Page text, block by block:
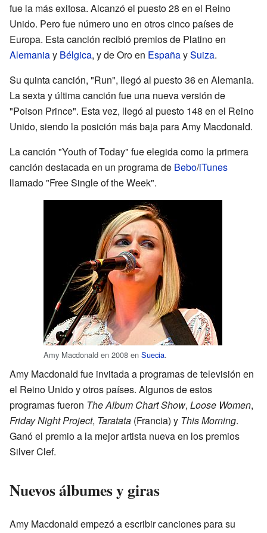
fue la más exitosa. Alcanzó el puesto 28 en el Reino
Unido. Pero fue número uno en otros cinco países de
Europa. Esta canción recibió premios de Platino en
Alemaniay Bélgica, y de Oro en EspañaySuiza.
Su quinta canción, "Run", llegó al puesto 36 en Alemania.
La sexta y última canción fue una nueva versión de
"Poison Prince". Esta vez, llegó al puesto 148 en el Reino
Unido, siendo la posición más baja para Amy Macdonald.
La canción "Youth of Today" fue elegida como la primera
canción destacada en un programa de Bebo/iTunes
llamado "Free Single of the Week".
Amy Macdonald en 2008 en Suecia.
Amy Macdonald fue invitada a programas de televisión en
el Reino Unido y otros países. Algunos de estos
programas fueron The Album Chart Show, Loose Women,
Friday Night Project, Taratata (Francia) y This Morning.
Ganó el premio a la mejor artista nueva en los premios
Silver Clef.
Nuevos álbumes y giras
Amy Macdonald empezó a escribir canciones para su